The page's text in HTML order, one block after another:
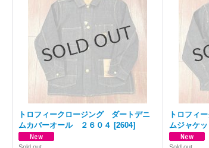
トロフィークロージング ダートデニ
ムカバーオール ２６０４ [2604]
トロフィ
ムジャケ